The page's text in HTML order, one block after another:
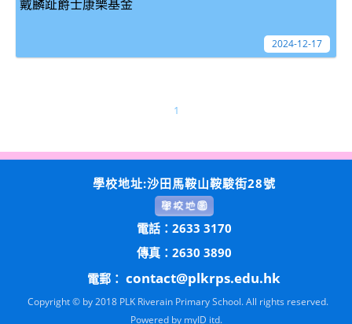
戴麟趾爵士康樂基金
2024-12-17
1
學校地址:沙田馬鞍山鞍駿街28號
電話：2633 3170
傳真：2630 3890
電郵： contact@plkrps.edu.hk
Copyright © by 2018 PLK Riverain Primary School. All rights reserved.
Powered by myID itd.